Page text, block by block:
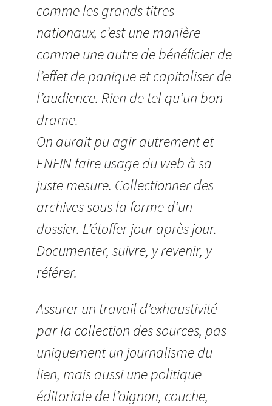
comme les grands titres
nationaux, c’est une manière
comme une autre de bénéficier de
l’effet de panique et capitaliser de
l’audience. Rien de tel qu’un bon
drame.
On aurait pu agir autrement et
ENFIN faire usage du web à sa
juste mesure. Collectionner des
archives sous la forme d’un
dossier. L’étoffer jour après jour.
Documenter, suivre, y revenir, y
référer.
Assurer un travail d’exhaustivité
par la collection des sources, pas
uniquement un journalisme du
lien, mais aussi une politique
éditoriale de l’oignon, couche,